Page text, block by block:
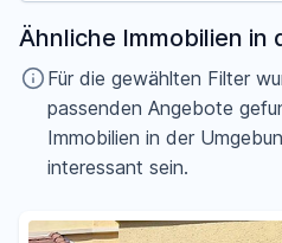
Preis
Fläche
Ähnliche Immobilien in
Für die gewählten Filter
passenden Angebote
Immobilien in der
interessant sein.